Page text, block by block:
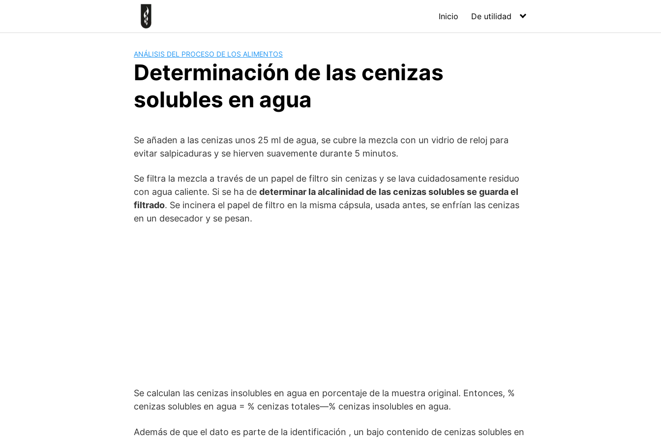
Inicio De utilidad
ANÁLISIS DEL PROCESO DE LOS ALIMENTOS
Determinación de las cenizas
solubles en agua
Se añaden a las cenizas unos 25 ml de agua, se cubre la mezcla con un vidrio de reloj para
evitar salpicaduras y se hierven suavemente durante 5 minutos.
Se filtra la mezcla a través de un papel de filtro sin cenizas y se lava cuidadosamente residuo
con agua caliente. Si se ha de determinar la alcalinidad de las cenizas solubles se guarda el
filtrado. Se incinera el papel de filtro en la misma cápsula, usada antes, se enfrían las cenizas
en un desecador y se pesan.
Se calculan las cenizas insolubles en agua en porcentaje de la muestra original. Entonces, %
cenizas solubles en agua = % cenizas totales—% cenizas insolubles en agua.
Además de que el dato es parte de la identificación , un bajo contenido de cenizas solubles en